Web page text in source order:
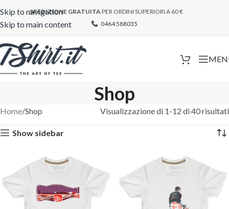
Skip to navigation
Skip to main content
SPEDIZIONE GRATUITAPER ORDINI SUPERIORI A 60 €
0464 588035
Shop
Home Shop Visualizzazione di 1-12 di 40 risultati
Show sidebar